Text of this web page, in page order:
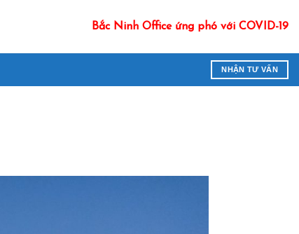
Bắc Ninh Office ứng phó với COVID-19
NHẬN TƯ VẤN